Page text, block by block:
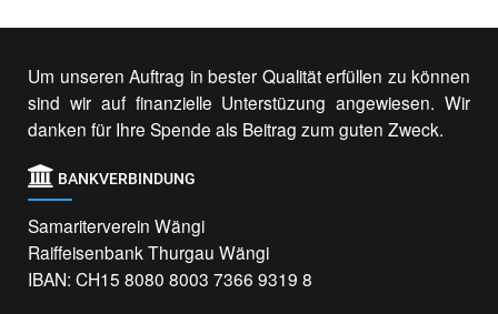
Um unseren Auftrag in bester Qualität erfüllen zu können
sind wir auf finanzielle Unterstüzung angewiesen. Wir
danken für Ihre Spende als Beitrag zum guten Zweck.
BANKVERBINDUNG
Samariterverein Wängi
Raiffeisenbank Thurgau Wängi
IBAN: CH15 8080 8003 7366 9319 8